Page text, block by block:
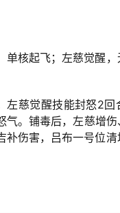
单核起飞；左慈觉醒
左慈觉醒技能封怒2回
气。铺毒后，左慈增
补伤害，吕布一号位